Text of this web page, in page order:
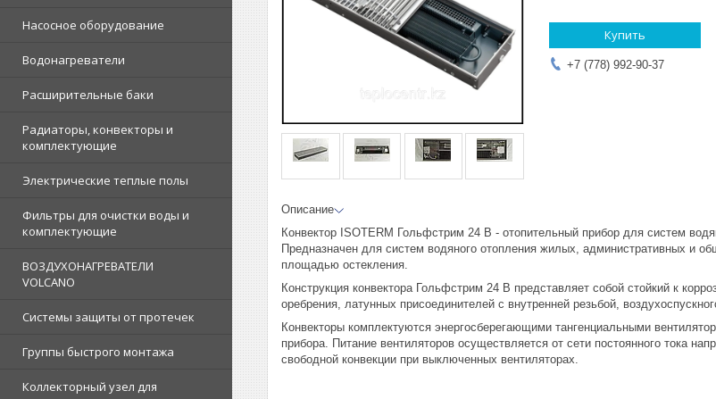
Насосное оборудование
Водонагреватели
Расширительные баки
Радиаторы, конвекторы и
комплектующие
Электрические теплые полы
Фильтры для очистки воды и
комплектующие
ВОЗДУХОНАГРЕВАТЕЛИ
VOLCANO
Системы защиты от протечек
Группы быстрого монтажа
Коллекторный узел для
Купить
+7 (778) 992-90-37
Описание
Конвектор ISOTERM Гольфстрим 24 В - отопительный прибор для систем
Предназначен для систем водяного отопления жилых, административных и
площадью остекления.
Конструкция конвектора Гольфстрим 24 В представляет собой стойкий к
оребрения, латунных присоединителей с внутренней резьбой,
Конвекторы комплектуются энергосберегающими тангенциальными
прибора. Питание вентиляторов осуществляется от сети постоянного тока
свободной конвекции при выключенных вентиляторах.